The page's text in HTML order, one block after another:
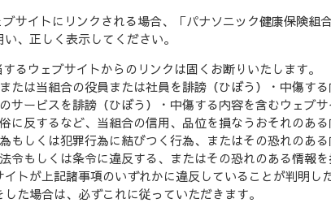
サイトにリンクされる場合、「パナソニック健康保険組
、正しく表示してください。
るウェブサイトからのリンクは固くお断りいたします。
たは当組合の役員または社員を誹謗（ひぼう）・中傷す
サービスを誹謗（ひぼう）・中傷する内容を含むウェブサ
に反するなど、当組合の信用、品位を損なうおそれのあ
もしくは犯罪行為に結びつく行為、またはその恐れのあ
令もしくは条令に違反する、またはその恐れのある情報
イトが上記諸事項のいずれかに違反していることが判明し
した場合は、必ずこれに従っていただきます。